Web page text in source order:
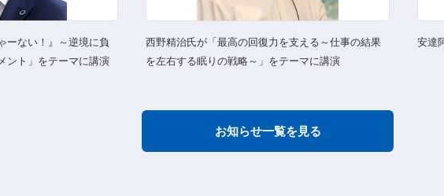
ーない！』～逆境に負
ント」をテーマに講演
西野精治氏が「最高の回復力を支える～仕事の結果
を左右する眠りの戦略～」をテーマに講演
安達
お知らせ一覧を見る